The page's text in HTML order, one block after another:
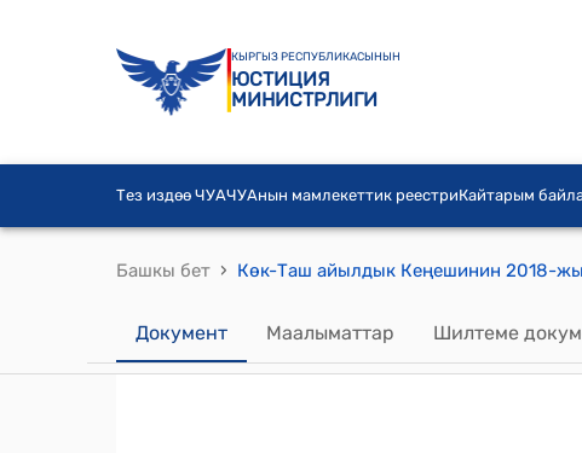
КЫРГЫЗ РЕСПУБЛИКАСЫНЫН
ЮСТИЦИЯ
МИНИСТРЛИГИ
Тез издөө ЧУАЧУАнын мамлекеттик реестриКайтарым
Башкы бет ›
Документ Маалыматтар Шилтеме